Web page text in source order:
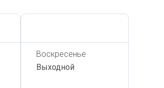
Воскресенье
Выходной